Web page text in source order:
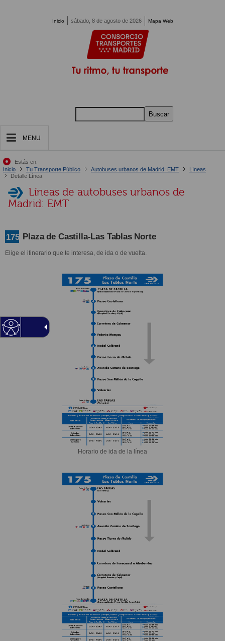
Inicio sábado, 8 de agosto de 2026 Mapa Web
Buscar
MENU
Estás en:
Inicio
Tu Transporte Público Autobuses urbanos de Madrid: EMT
Líneas
Detalle Línea
Líneas de autobuses urbanos de
Madrid: EMT
175 Plaza de Castilla-Las Tablas Norte
Elige el itinerario que te interesa, de ida o de vuelta.
Horario de ida de la línea